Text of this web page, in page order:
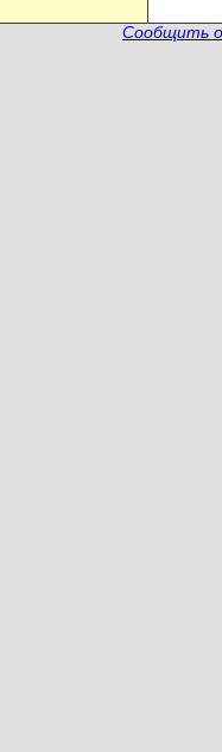
Сообщить о